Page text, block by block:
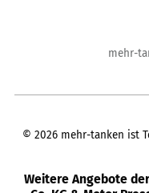
mehr-
© 2026 mehr-tanken ist
Weitere Angebote